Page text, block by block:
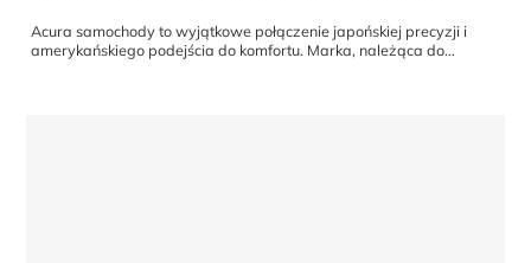
Acura samochody to wyjątkowe połączenie japońskiej precyzji i
amerykańskiego podejścia do komfortu. Marka, należąca do...